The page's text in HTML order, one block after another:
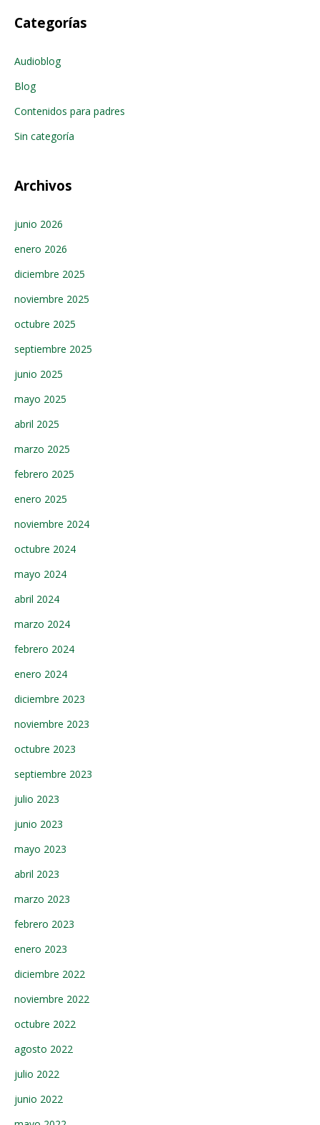
Categorías
Audioblog
Blog
Contenidos para padres
Sin categoría
Archivos
junio 2026
enero 2026
diciembre 2025
noviembre 2025
octubre 2025
septiembre 2025
junio 2025
mayo 2025
abril 2025
marzo 2025
febrero 2025
enero 2025
noviembre 2024
octubre 2024
mayo 2024
abril 2024
marzo 2024
febrero 2024
enero 2024
diciembre 2023
noviembre 2023
octubre 2023
septiembre 2023
julio 2023
junio 2023
mayo 2023
abril 2023
marzo 2023
febrero 2023
enero 2023
diciembre 2022
noviembre 2022
octubre 2022
agosto 2022
julio 2022
junio 2022